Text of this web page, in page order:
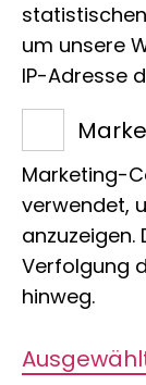
Leitung
Prof. Dr.
Org.
um unsere
IP-Adresse
Marketing-
verwendet,
anzuzeigen.
Verfolgung
hinweg.